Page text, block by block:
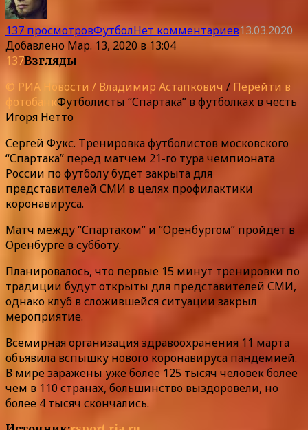
137 просмотровФутболНет комментариев13.03.2020
Добавлено Мар. 13, 2020 в 13:04
137Взгляды
© РИА Новости / Владимир Астапкович / Перейти в
фотобанкФутболисты “Спартака” в футболках в честь
Игоря Нетто
Сергей Фукс. Тренировка футболистов московского
“Спартака” перед матчем 21-го тура чемпионата
России по футболу будет закрыта для
представителей СМИ в целях профилактики
коронавируса.
Матч между “Спартаком” и “Оренбургом” пройдет в
Оренбурге в субботу.
Планировалось, что первые 15 минут тренировки по
традиции будут открыты для представителей СМИ,
однако клуб в сложившейся ситуации закрыл
мероприятие.
Всемирная организация здравоохранения 11 марта
объявила вспышку нового коронавируса пандемией.
В мире заражены уже более 125 тысяч человек более
чем в 110 странах, большинство выздоровели, но
более 4 тысяч скончались.